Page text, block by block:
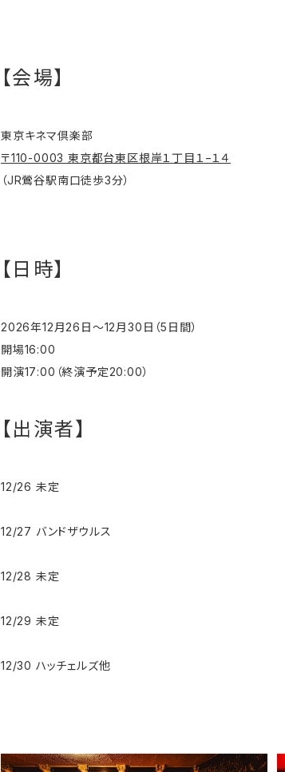
【会場】
東京キネマ倶楽部
〒110-0003 東京都台東区根岸１丁目１−１４
（JR鶯谷駅南口徒歩3分）
【日時】
2026年12月26日〜12月30日（5日間）
開場16:00
開演17:00（終演予定20:00）
【出演者】
12/26 未定
12/27 バンドザウルス
12/28 未定
12/29 未定
12/30 ハッチェルズ他